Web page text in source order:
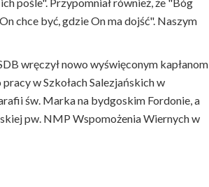
chce być, gdzie On ma dojść". Naszym
wręczył nowo wyświęconym kapłanom
w Szkołach Salezjańskich w
św. Marka na bydgoskim Fordonie, a
pw. NMP Wspomożenia Wiernych w